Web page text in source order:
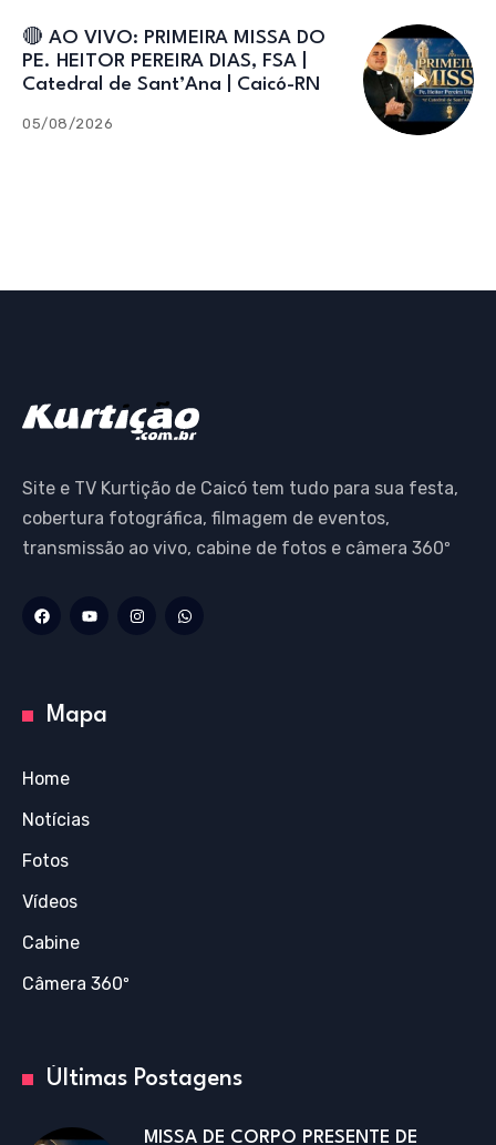
🔴 AO VIVO: PRIMEIRA MISSA DO
PE. HEITOR PEREIRA DIAS, FSA |
Catedral de Sant’Ana | Caicó-RN
05/08/2026
Site e TV Kurtição de Caicó tem tudo para sua festa,
cobertura fotográfica, filmagem de eventos,
transmissão ao vivo, cabine de fotos e câmera 360º
Mapa
Home
Notícias
Fotos
Vídeos
Cabine
Câmera 360º
Últimas Postagens
MISSA DE CORPO PRESENTE DE